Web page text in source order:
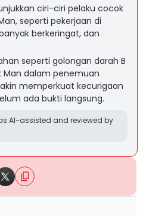
ciri-ciri pelaku cocok
seperti pekerjaan di
berkeringat, dan
seperti golongan darah B
Man dalam penemuan
memperkuat kecurigaan
ada bukti langsung.
AI-assisted and reviewed by